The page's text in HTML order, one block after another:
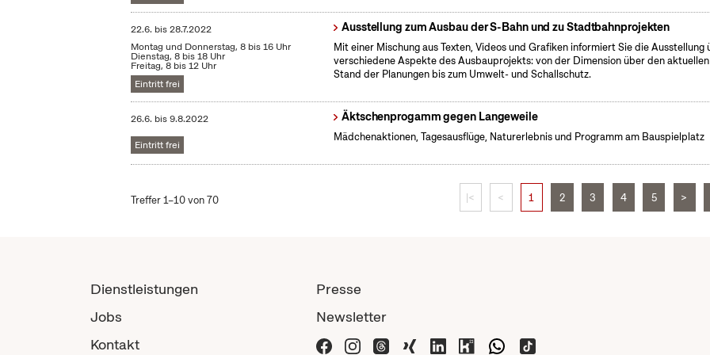
22.6. bis28.7.2022
Montag und Donnerstag, 8 bis 16 Uhr
Dienstag, 8 bis 18 Uhr
Freitag, 8 bis 12 Uhr
Eintritt frei
Ausstellung zum Ausbau der S-Bahn und zu Stadtbahnprojekten
Mit einer Mischung aus Texten, Videos und Grafiken informiert Sie die Ausstellung
verschiedene Aspekte des Ausbauprojekts: von der Dimension über den aktuellen
Stand der Planungen bis zum Umwelt- und Schallschutz.
26.6. bis9.8.2022
Eintritt frei
Äktschenprogamm gegen Langeweile
Mädchenaktionen, Tagesausflüge, Naturerlebnis und Programm am Bauspielplatz
Treffer 1–10 von 70 |< < 1 2 3 4 5 >
Dienstleistungen
Jobs
Kontakt
Presse
Newsletter